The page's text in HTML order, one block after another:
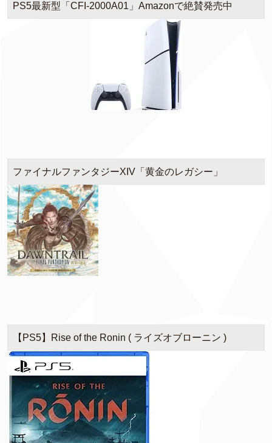
PS5最新型「CFI-2000A01」Amazonで絶賛発売中
ファイナルファンタジーXIV「黄金のレガシー」
【PS5】Rise of the Ronin ( ライズオブローニン )